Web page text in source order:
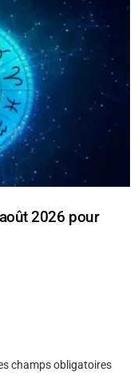
2026 pour
champs obligatoires